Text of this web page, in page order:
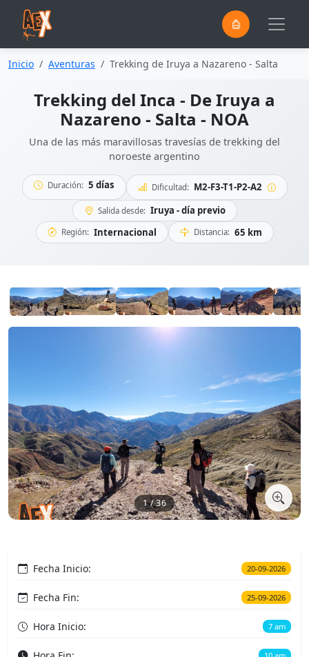
Inicio Aventuras Trekking de Iruya a Nazareno - Salta
Trekking del Inca - De Iruya a
Nazareno - Salta - NOA
Una de las más maravillosas travesías de trekking del
noroeste argentino
Duración: 5 días Dificultad: M2-F3-T1-P2-A2
Salida desde: Iruya - día previo
Región: Internacional Distancia: 65 km
1 / 36
Fecha Inicio: 20-09-2026
Fecha Fin: 25-09-2026
Hora Inicio: 7 am